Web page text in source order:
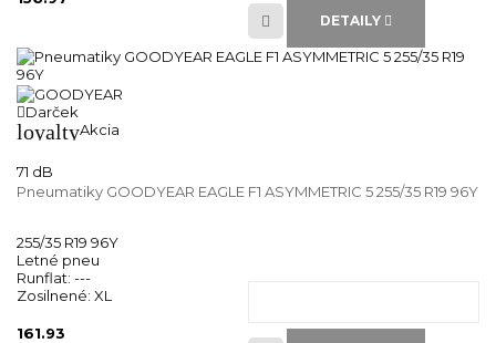
DETAILY
Darček
loyaltyAkcia
71 dB
Pneumatiky GOODYEAR EAGLE F1 ASYMMETRIC 5 255/35 R19 96Y
255/35 R19 96Y
Letné pneu
Runflat: ---
Zosilnené: XL
161.93